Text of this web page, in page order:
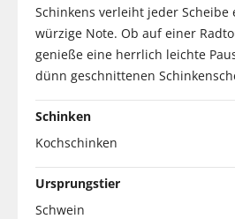
Schinkens verleiht jeder
würzige Note. Ob auf einer
genieße eine herrlich leichte
dünn geschnittenen
Schinken
Kochschinken
Ursprungstier
Schwein